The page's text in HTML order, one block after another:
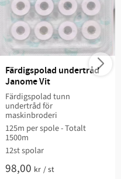
Färdigspolad undertråd
Janome Vit
Färdigspolad tunn
undertråd för
maskinbroderi
125m per spole - Totalt
1500m
12st spolar
98,00 kr /st